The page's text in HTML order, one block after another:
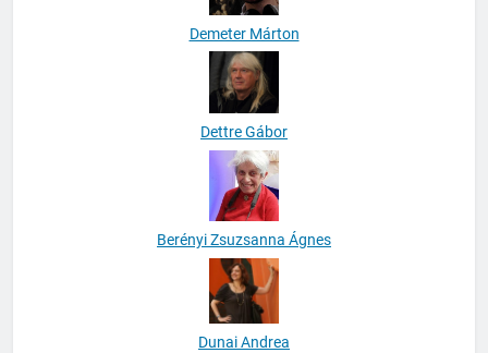
Demeter Márton
Dettre Gábor
Berényi Zsuzsanna Ágnes
Dunai Andrea